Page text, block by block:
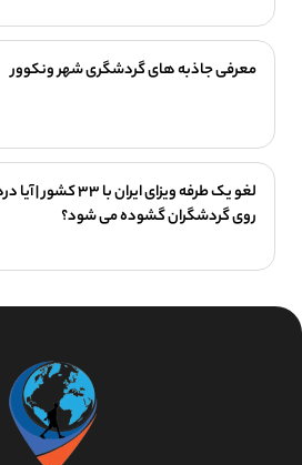
معرفی جاذبه های گردشگری شهر ونکوور
لغو یک‌ طرفه ویزای ایران
روی گردشگران گشوده می شود؟